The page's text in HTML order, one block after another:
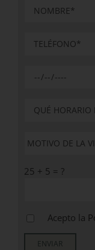
25 + 5 = ?
Acepto la